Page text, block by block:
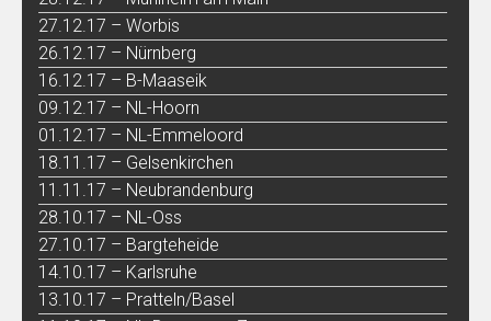
27.12.17 – Worbis
26.12.17 – Nürnberg
16.12.17 – B-Maaseik
09.12.17 – NL-Hoorn
01.12.17 – NL-Emmeloord
18.11.17 – Gelsenkirchen
11.11.17 – Neubrandenburg
28.10.17 – NL-Oss
27.10.17 – Bargteheide
14.10.17 – Karlsruhe
13.10.17 – Pratteln/Basel